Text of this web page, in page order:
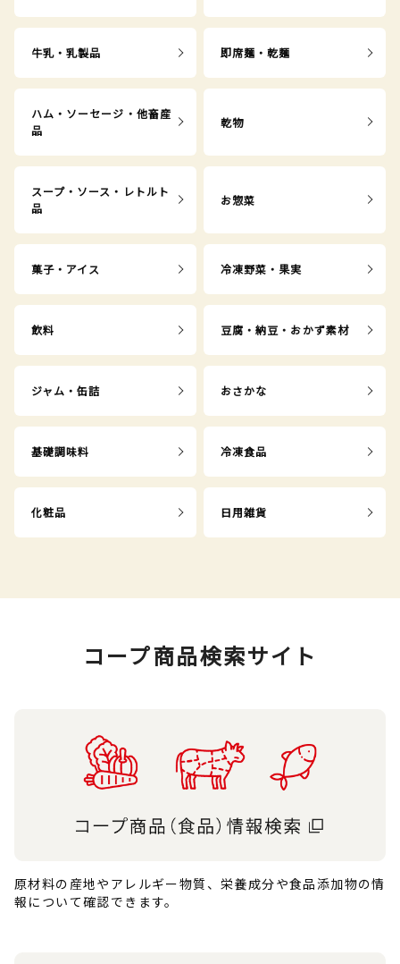
牛乳・乳製品 即席麺・乾麺
ハム・ソーセージ・他畜産
品
乾物
スープ・ソース・レトルト
品
お惣菜
菓子・アイス 冷凍野菜・果実
飲料 豆腐・納豆・おかず素材
ジャム・缶詰 おさかな
基礎調味料 冷凍食品
化粧品 日用雑貨
コープ商品検索サイト
原材料の産地やアレルギー物質、栄養成分や食品添加物の情
報について確認できます。